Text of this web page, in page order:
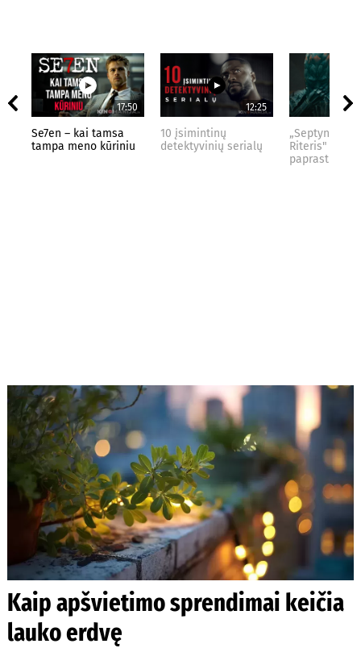
17:50
Se7en – kai tamsa
tampa meno kūriniu
12:25
10 įsimintinų
detektyvinių serialų
„Septynių
Riteris" – kai
paprastumas
Kaip apšvietimo sprendimai keičia
lauko erdvę